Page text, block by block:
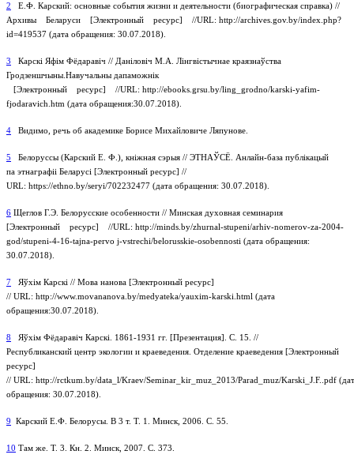
2 Е.Ф. Карский: основные события жизни и деятельности (биографическая справка) //
Архивы Беларуси [Электронный ресурс] //URL: http://archives.gov.by/index.php?
id=419537 (дата обращения: 30.07.2018).
3 Карскі Яфім Фёдаравіч // Даніловіч М.А. Лінгвістычнае краязнаўства
Гродзеншчыны.Навучальны дапаможнік
[Электронный ресурс] //URL: http://ebooks.grsu.by/ling_grodno/karski-yafim-
fjodaravich.htm (дата обращения:30.07.2018).
4 Видимо, речь об академике Борисе Михайловиче Ляпунове.
5 Белоруссы (Карский Е. Ф.), кніжная сэрыя // ЭТНАЎСЁ. Анлайн-база публікацый
па этнаграфіі Беларусі [Электронный ресурс] //
URL: https://ethno.by/seryi/702232477 (дата обращения: 30.07.2018).
6 Щеглов Г.Э. Белорусские особенности // Минская духовная семинария
[Электронный ресурс] //URL: http://minds.by/zhurnal-stupeni/arhiv-nomerov-za-2004-
god/stupeni-4-16-tajna-pervo j-vstrechi/belorusskie-osobennosti (дата обращения:
30.07.2018).
7 Яўхім Карскі // Мова нанова [Электронный ресурс]
// URL: http://www.movananova.by/medyateka/yauxim-karski.html (дата
обращения:30.07.2018).
8 Яўхім Фёдаравіч Карскі. 1861-1931 гг. [Презентация]. С. 15. //
Республиканский центр экологии и краеведения. Отделение краеведения [Электронный
ресурс]
// URL: http://rctkum.by/data_l/Kraev/Seminar_kir_muz_2013/Parad_muz/Karski_J.F..pdf
обращения: 30.07.2018).
9 Карский Е.Ф. Белорусы. В 3 т. Т. 1. Минск, 2006. С. 55.
10 Там же. Т. 3. Кн. 2. Минск, 2007. С. 373.